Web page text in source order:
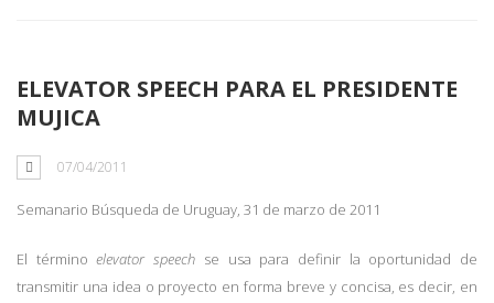
ELEVATOR SPEECH PARA EL PRESIDENTE
MUJICA
07/04/2011
Semanario Búsqueda de Uruguay, 31 de marzo de 2011
El términoelevator speech se usa para definir la oportunidad de
transmitir una idea o proyecto en forma breve y concisa, es decir, en